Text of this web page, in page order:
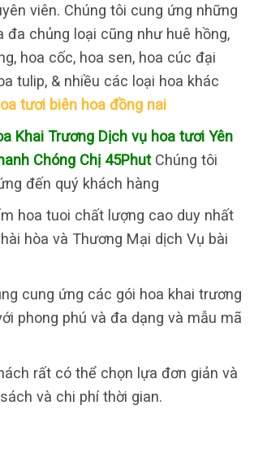
viên. Chúng tôi cung ứng những
đa chủng loại cũng như huê hồng,
hoa cốc, hoa sen, hoa cúc đại
tulip, & nhiều các loại hoa khác
tươi biên hoa đồng nai
Khai Trương Dịch vụ hoa tươi Yên
Chóng Chị 45Phut Chúng tôi
đến quý khách hàng
hoa tuoi chất lượng cao duy nhất
hòa và Thương Mại dịch Vụ bài
cung ứng các gói hoa khai trương
phong phú và đa dạng và mẫu mã
rất có thể chọn lựa đơn giản và
và chi phí thời gian.